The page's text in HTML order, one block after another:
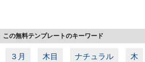
この無料テンプレートのキーワード
３月 木目 ナチュラル 木